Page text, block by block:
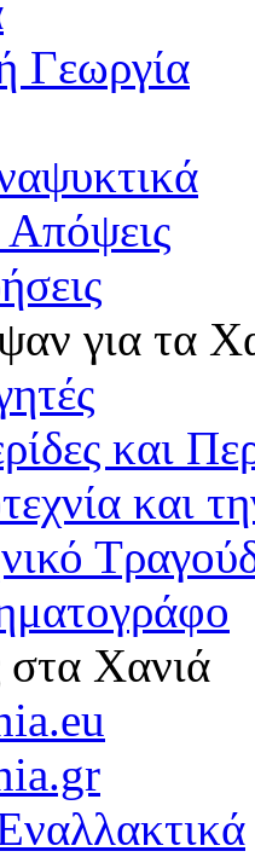
Γεωργία
Απόψεις
για τα
και
και
στα Χανιά